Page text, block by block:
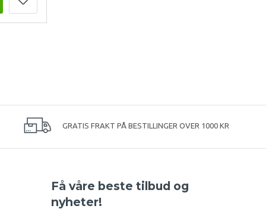
GRATIS FRAKT PÅ BESTILLINGER OVER 1000 KR
Få våre beste tilbud og
nyheter!